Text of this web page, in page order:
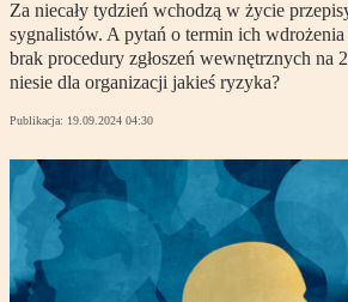
Za niecały tydzień wchodzą w życie
sygnalistów. A pytań o termin ich
brak procedury zgłoszeń wewnętrznych na
niesie dla organizacji jakieś ryzyka?
Publikacja: 19.09.2024 04:30